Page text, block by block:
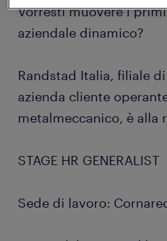
Vorresti muovere i
aziendale dinamico?
Randstad Italia, filiale
azienda cliente
metalmeccanico, è alla
STAGE HR GENERALIST
Sede di lavoro: